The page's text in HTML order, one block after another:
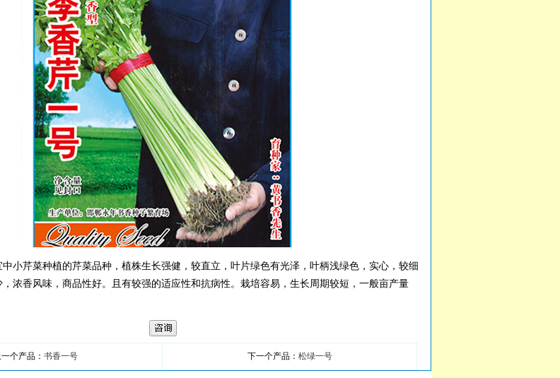
小芹菜种植的芹菜品种，植株生长强健，较直立，叶片绿色有光泽，叶柄浅绿色，实心，较细
浓香风味，商品性好。且有较强的适应性和抗病性。栽培容易，生长周期较短，一般亩产量
个产品： 书香一号 下一个产品： 松绿一号